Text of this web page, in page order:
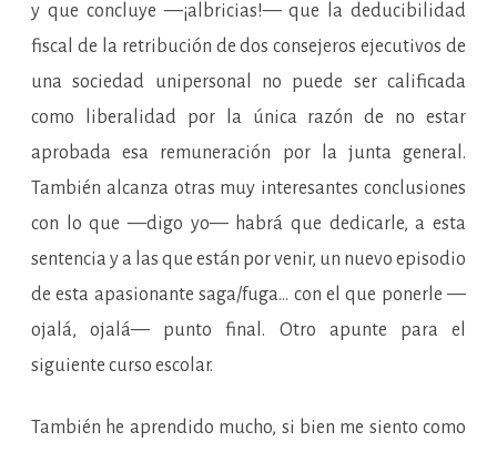
y que concluye —¡albricias!— que la deducibilidad
fiscal de la retribución de dos consejeros ejecutivos de
una sociedad unipersonal no puede ser calificada
como liberalidad por la única razón de no estar
aprobada esa remuneración por la junta general.
También alcanza otras muy interesantes conclusiones
con lo que —digo yo— habrá que dedicarle, a esta
sentencia y a las que están por venir, un nuevo episodio
de esta apasionante saga/fuga… con el que ponerle —
ojalá, ojalá— punto final. Otro apunte para el
siguiente curso escolar.
También he aprendido mucho, si bien me siento como